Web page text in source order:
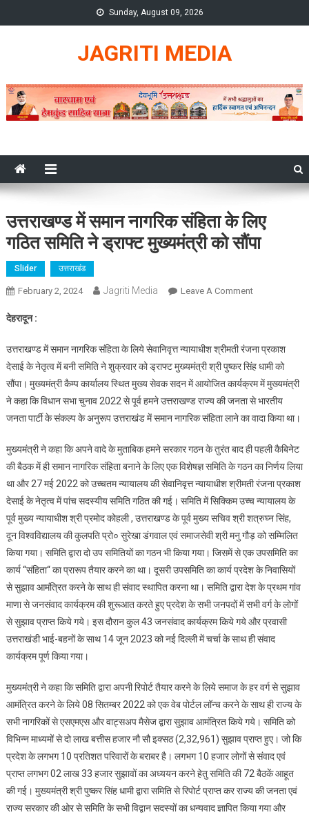
to
Sunday, August 09, 2026
JAGRITI MEDIA
उत्तराखण्ड में समान नागरिक संहिता के लिए
गठित समिति ने ड्राफ्ट मुख्यमंत्री को सौंपा
Slider उत्तराखंड
February 2, 2024 Jagriti Media Leave A CommentOn
नागरिक
संहिता
के
लिए
गठित
ने
ड्राफ्ट
मुख्यमंत्री
को
देहरादून :
उत्तराखण्ड में समान नागरिक संहिता के लिये सेवानिवृत्त न्यायाधीश श्रीमती रंजना प्रकाश
देसाई के नेतृत्व में बनी समिति ने शुक्रवार को ड्राफ्ट मुख्यमंत्री श्री पुष्कर सिंह धामी को
सौंपा। मुख्यमंत्री कैम्प कार्यालय स्थित मुख्य सेवक सदन में आयोजित कार्यक्रम में मुख्यमंत्री
ने कहा कि विधान सभा चुनाव 2022 से पूर्व हमने उत्तराखण्ड राज्य की जनता से भारतीय
जनता पार्टी के संकल्प के अनुरूप उत्तराखंड में समान नागरिक संहिता लाने का वादा किया था।
मुख्यमंत्री ने कहा कि अपने वादे के मुताबिक हमने सरकार गठन के तुरंत बाद ही पहली कैबिनेट
की बैठक में ही समान नागरिक संहिता बनाने के लिए एक विशेषज्ञ समिति के गठन का निर्णय लिया
था और 27 मई 2022 को उच्चतम न्यायालय की सेवानिवृत्त न्यायाधीश श्रीमती रंजना प्रकाश
देसाई के नेतृत्व में पांच सदस्यीय समिति गठित की गई। समिति में सिक्किम उच्च न्यायालय के
पूर्व मुख्य न्यायाधीश श्री प्रमोद कोहली , उत्तराखण्ड के पूर्व मुख्य सचिव श्री शत्रुघ्न सिंह,
दून विश्वविद्यालय की कुलपति प्रो० सुरेखा डंगवाल एवं समाजसेवी श्री मनु गौड़ को सम्मिलित
किया गया। समिति द्वारा दो उप समितियों का गठन भी किया गया। जिसमें से एक उपसमिति का
कार्य “संहिता“ का प्रारूप तैयार करने का था। दूसरी उपसमिति का कार्य प्रदेश के निवासियों
से सुझाव आमंत्रित करने के साथ ही संवाद स्थापित करना था। समिति द्वारा देश के प्रथम गांव
माणा से जनसंवाद कार्यक्रम की शुरूआत करते हुए प्रदेश के सभी जनपदों में सभी वर्ग के लोगों
से सुझाव प्राप्त किये गये। इस दौरान कुल 43 जनसंवाद कार्यक्रम किये गये और प्रवासी
उत्तराखंडी भाई-बहनों के साथ 14 जून 2023 को नई दिल्ली में चर्चा के साथ ही संवाद
कार्यक्रम पूर्ण किया गया।
मुख्यमंत्री ने कहा कि समिति द्वारा अपनी रिपोर्ट तैयार करने के लिये समाज के हर वर्ग से सुझाव
आमंत्रित करने के लिये 08 सितम्बर 2022 को एक वेब पोर्टल लॉन्च करने के साथ ही राज्य के
सभी नागरिकों से एसएमएस और वाट्सअप मैसेज द्वारा सुझाव आमंत्रित किये गये। समिति को
विभिन्न माध्यमों से दो लाख बत्तीस हजार नौ सौ इक्सठ (2,32,961) सुझाव प्राप्त हुए। जो कि
प्रदेश के लगभग 10 प्रतिशत परिवारों के बराबर है। लगभग 10 हजार लोगों से संवाद एवं
प्राप्त लगभग 02 लाख 33 हजार सुझावों का अध्ययन करने हेतु समिति की 72 बैठकें आहूत
की गई। मुख्यमंत्री श्री पुष्कर सिंह धामी द्वारा समिति से रिपोर्ट प्राप्त कर राज्य की जनता एवं
राज्य सरकार की ओर से समिति के सभी विद्वान सदस्यों का धन्यवाद ज्ञापित किया गया और